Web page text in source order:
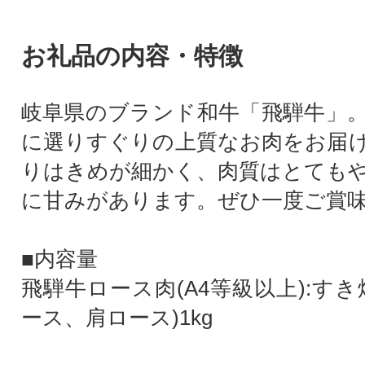
お礼品の内容・特徴
岐阜県のブランド和牛「飛騨牛」
に選りすぐりの上質なお肉をお届
りはきめが細かく、肉質はとても
に甘みがあります。ぜひ一度ご賞
■内容量
飛騨牛ロース肉(A4等級以上):す
ース、肩ロース)1kg